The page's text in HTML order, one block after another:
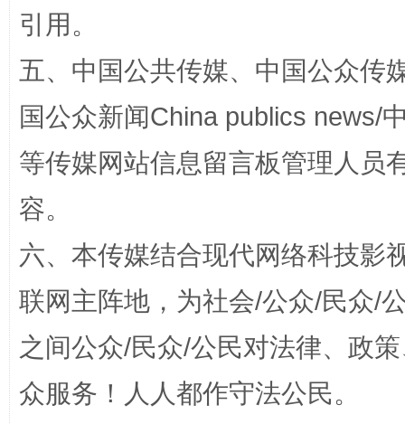
引用。
五、中国公共传媒、中国公众传
国公众新闻China publics news/
等传媒网站信息留言板管理人员
容。
六、本传媒结合现代网络科技影
联网主阵地，为社会/公众/民众/
之间公众/民众/公民对法律、政
众服务！人人都作守法公民。